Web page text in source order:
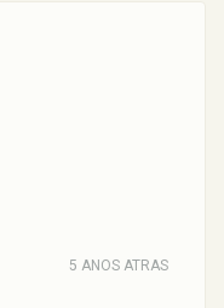
5 ANOS ATRAS